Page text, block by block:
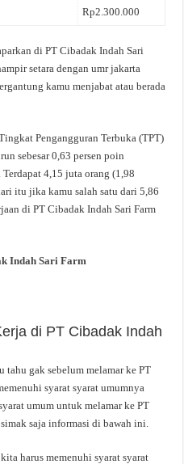
Rp2.300.000
di PT Cibadak Indah Sari
setara dengan umr jakarta
kamu menjabat atau berada
Pengangguran Terbuka (TPT)
sebesar 0,63 persen poin
4,15 juta orang (1,98
itu jika kamu salah satu dari 5,86
di PT Cibadak Indah Sari Farm
Indah Sari Farm
di PT Cibadak Indah
gak sebelum melamar ke PT
syarat syarat umumnya
umum untuk melamar ke PT
saja informasi di bawah ini.
harus memenuhi syarat syarat